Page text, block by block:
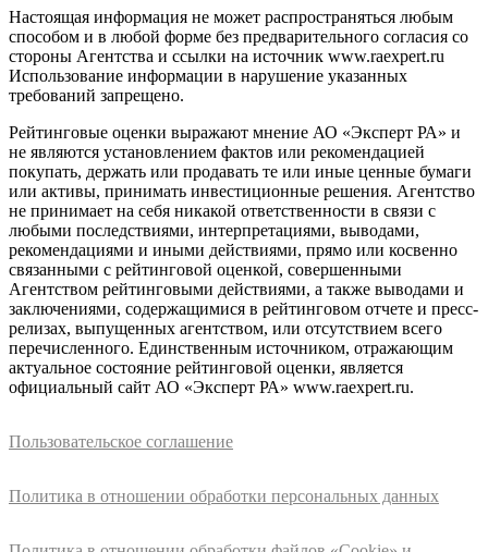
Настоящая информация не может распространяться любым
способом и в любой форме без предварительного согласия со
стороны Агентства и ссылки на источник www.raexpert.ru
Использование информации в нарушение указанных
требований запрещено.
Рейтинговые оценки выражают мнение АО «Эксперт РА» и
не являются установлением фактов или рекомендацией
покупать, держать или продавать те или иные ценные бумаги
или активы, принимать инвестиционные решения. Агентство
не принимает на себя никакой ответственности в связи с
любыми последствиями, интерпретациями, выводами,
рекомендациями и иными действиями, прямо или косвенно
связанными с рейтинговой оценкой, совершенными
Агентством рейтинговыми действиями, а также выводами и
заключениями, содержащимися в рейтинговом отчете и пресс-
релизах, выпущенных агентством, или отсутствием всего
перечисленного. Единственным источником, отражающим
актуальное состояние рейтинговой оценки, является
официальный сайт АО «Эксперт РА» www.raexpert.ru.
Пользовательское соглашение
Политика в отношении обработки персональных данных